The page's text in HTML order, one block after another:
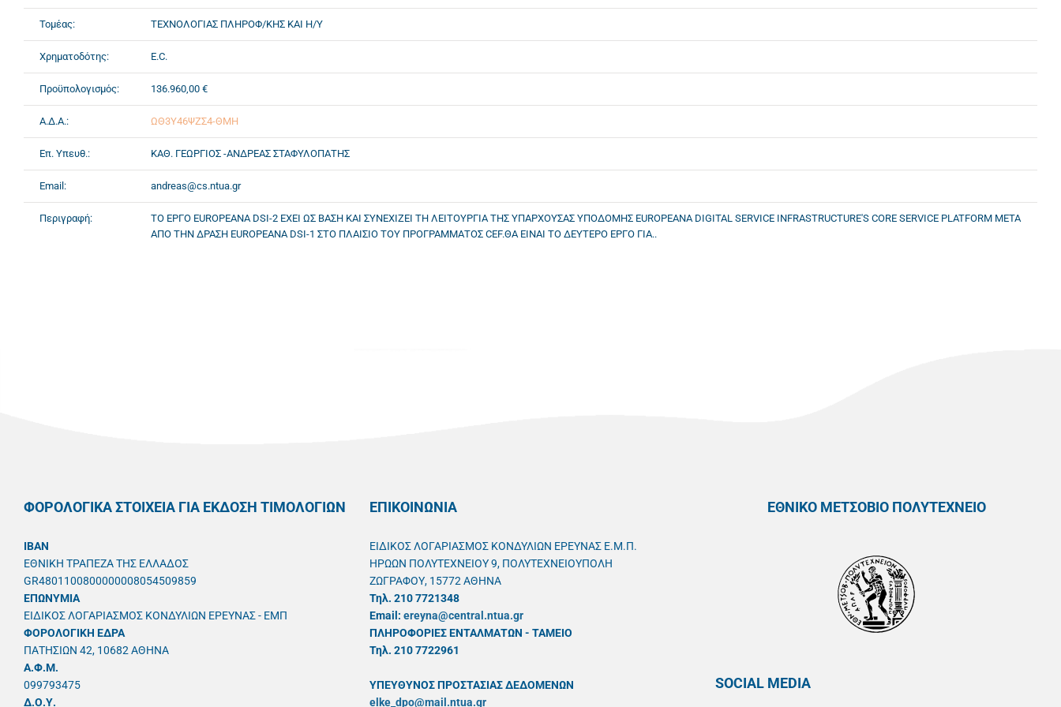
Τομέας: ΤΕΧΝΟΛΟΓΙΑΣ ΠΛΗΡΟΦ/ΚΗΣ ΚΑΙ Η/Υ
Χρηματοδότης: E.C.
Προϋπολογισμός: 136.960,00 €
Α.Δ.Α.: ΩΘ3Υ46ΨΖΣ4-ΘΜΗ
Επ. Υπευθ.: ΚΑΘ. ΓΕΩΡΓΙΟΣ -ΑΝΔΡΕΑΣ ΣΤΑΦΥΛΟΠΑΤΗΣ
Email: andreas@cs.ntua.gr
Περιγραφή:
ΤΟ ΕΡΓΟ EUROPEANA DSI-2 ΕΧΕΙ ΩΣ ΒΑΣΗ ΚΑΙ ΣΥΝΕΧΙΖΕΙ ΤΗ ΛΕΙΤΟΥΡΓΙΑ ΤΗΣ ΥΠΑΡΧΟΥΣΑΣ ΥΠΟΔΟΜΗΣ EUROPEANA DIGITAL SERVICE INFRASTRUCTURE'S CORE SERVICE PLATFORM ΜΕΤΑ
ΑΠΟ ΤΗΝ ΔΡΑΣΗ EUROPEANA DSI-1 ΣΤΟ ΠΛΑΙΣΙΟ ΤΟΥ ΠΡΟΓΡΑΜΜΑΤΟΣ CEF.ΘΑ ΕΙΝΑΙ ΤΟ ΔΕΥΤΕΡΟ ΕΡΓΟ ΓΙΑ..
ΦΟΡΟΛΟΓΙΚΑ ΣΤΟΙΧΕΙΑ ΓΙΑ ΕΚΔΟΣΗ ΤΙΜΟΛΟΓΙΩΝ
IBAN
ΕΘΝΙΚΗ ΤΡΑΠΕΖΑ ΤΗΣ ΕΛΛΑΔΟΣ
GR4801100800000008054509859
ΕΠΩΝΥΜΙΑ
ΕΙΔΙΚΟΣ ΛΟΓΑΡΙΑΣΜΟΣ ΚΟΝΔΥΛΙΩΝ ΕΡΕΥΝΑΣ - ΕΜΠ
ΦΟΡΟΛΟΓΙΚΗ ΕΔΡΑ
ΠΑΤΗΣΙΩΝ 42, 10682 ΑΘΗΝΑ
A.Φ.Μ.
099793475
Δ.Ο.Υ.
ΕΠΙΚΟΙΝΩΝΙΑ
ΕΙΔΙΚΟΣ ΛΟΓΑΡΙΑΣΜΟΣ ΚΟΝΔΥΛΙΩΝ ΕΡΕΥΝΑΣ Ε.Μ.Π.
ΗΡΩΩΝ ΠΟΛΥΤΕΧΝΕΙΟΥ 9, ΠΟΛΥΤΕΧΝΕΙΟΥΠΟΛΗ
ΖΩΓΡΑΦΟΥ, 15772 ΑΘΗΝΑ
Τηλ. 210 7721348
Email: ereyna@central.ntua.gr
ΠΛΗΡΟΦΟΡΙΕΣ ΕΝΤΑΛΜΑΤΩΝ - ΤΑΜΕΙΟ
Τηλ. 210 7722961
ΥΠΕΥΘYΝΟΣ ΠΡΟΣΤΑΣΙΑΣ ΔΕΔΟΜΕΝΩΝ
elke_dpo@mail.ntua.gr
ΕΘΝΙΚΟ ΜΕΤΣΟΒΙΟ ΠΟΛΥΤΕΧΝΕΙΟ
SOCIAL MEDIA